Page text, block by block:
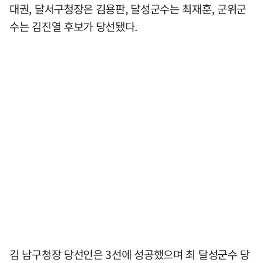
대권, 달서구청장은 김용판, 달성군수는 최재훈, 군위군
수는 김진열 후보가 당선됐다.
김 남구청장 당선인은 3선에 성공했으며 최 달성군수 당